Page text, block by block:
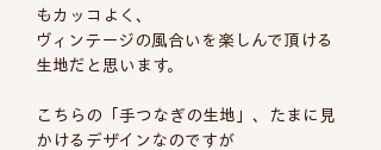
もカッコよく、
ヴィンテージの風合いを楽しんで頂ける
生地だと思います。
こちらの「手つなぎの生地」、たまに見
かけるデザインなのですが